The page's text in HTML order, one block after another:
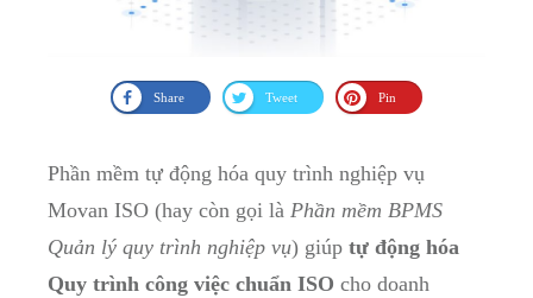
Share Tweet Pin
Phần mềm tự động hóa quy trình nghiệp vụ
Movan ISO (hay còn gọi là Phần mềm BPMS
Quản lý quy trình nghiệp vụ) giúp tự động hóa
Quy trình công việc chuẩn ISO cho doanh